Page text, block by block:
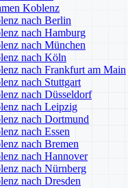
Koblenz
nach Berlin
nach Hamburg
nach München
nach Köln
nach Frankfurt am Main
nach Stuttgart
nach Düsseldorf
nach Leipzig
nach Dortmund
nach Essen
nach Bremen
nach Hannover
nach Nürnberg
nach Dresden